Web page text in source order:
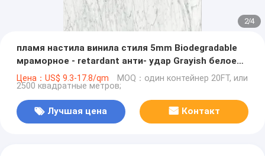
2/4
пламя настила винила стиля 5mm Biodegradable
мраморное - retardant анти- удар Grayish белое
GKBM Greenpy GL-S5566-1
Цена：US$ 9.3-17.8/qm MOQ：один контейнер 20FT, или
2500 квадратные метров;
Лучшая цена Контакт